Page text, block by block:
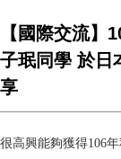
【國際交流】
子珉同學 於日
享
很高興能夠獲得106